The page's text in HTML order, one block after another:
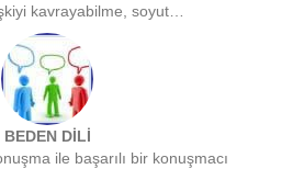
kavrayabilme, soyut…
BEDEN DİLİ
ile başarılı bir konuşmacı